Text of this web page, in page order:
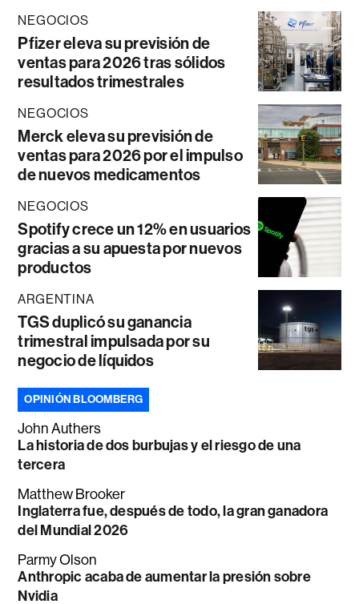
NEGOCIOS
Pfizer eleva su previsión de
ventas para 2026 tras sólidos
resultados trimestrales
NEGOCIOS
Merck eleva su previsión de
ventas para 2026 por el impulso
de nuevos medicamentos
NEGOCIOS
Spotify crece un 12% en usuarios
gracias a su apuesta por nuevos
productos
ARGENTINA
TGS duplicó su ganancia
trimestral impulsada por su
negocio de líquidos
OPINIÓN BLOOMBERG
John Authers
La historia de dos burbujas y el riesgo de una
tercera
Matthew Brooker
Inglaterra fue, después de todo, la gran ganadora
del Mundial 2026
Parmy Olson
Anthropic acaba de aumentar la presión sobre
Nvidia